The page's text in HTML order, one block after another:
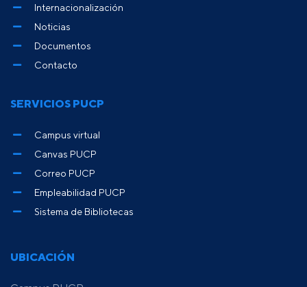
UBICACIÓN
Internacionalización
Noticias
Documentos
Contacto
SERVICIOS PUCP
Campus virtual
Canvas PUCP
Correo PUCP
Empleabilidad PUCP
Sistema de Bibliotecas